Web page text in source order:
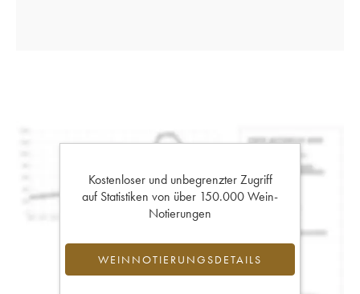
Kostenloser und unbegrenzter Zugriff
auf Statistiken von über 150.000 Wein-
Notierungen
WEINNOTIERUNGSDETAILS